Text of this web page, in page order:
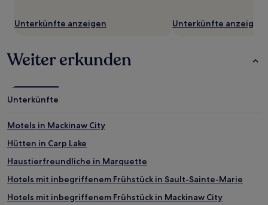
Unterkünfte anzeigen Unterkünfte anzeigen
Weiter erkunden
Unterkünfte
Motels in Mackinaw City
Hütten in Carp Lake
Haustierfreundliche in Marquette
Hotels mit inbegriffenem Frühstück in Sault-Sainte-Marie
Hotels mit inbegriffenem Frühstück in Mackinaw City